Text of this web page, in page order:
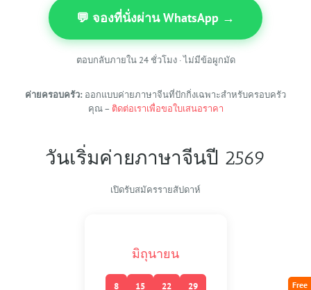
Free
💬 จองที่นั่งผ่าน WhatsApp →
ตอบกลับภายใน 24 ชั่วโมง · ไม่มีข้อผูกมัด
ค่ายครอบครัว: ออกแบบค่ายภาษาจีนที่ปักกิ่งเฉพาะสำหรับครอบครัว
คุณ – ติดต่อเราเพื่อขอใบเสนอราคา
วันเริ่มค่ายภาษาจีนปี 2569
เปิดรับสมัครรายสัปดาห์
มิถุนายน
8 15 22 29